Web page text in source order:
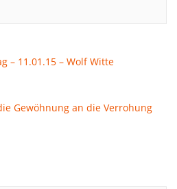
– 11.01.15 – Wolf Witte
Gewöhnung an die Verrohung